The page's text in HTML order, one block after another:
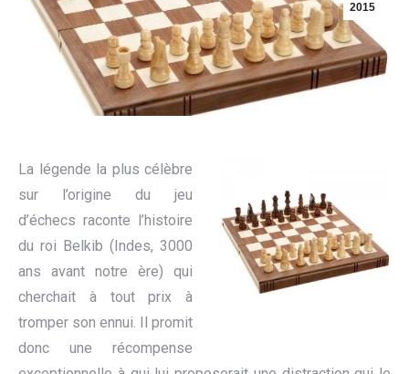
2015
La légende la plus célèbre
sur l’origine du jeu
d’échecs raconte l’histoire
du roi Belkib (Indes, 3000
ans avant notre ère) qui
cherchait à tout prix à
tromper son ennui. Il promit
donc une récompense